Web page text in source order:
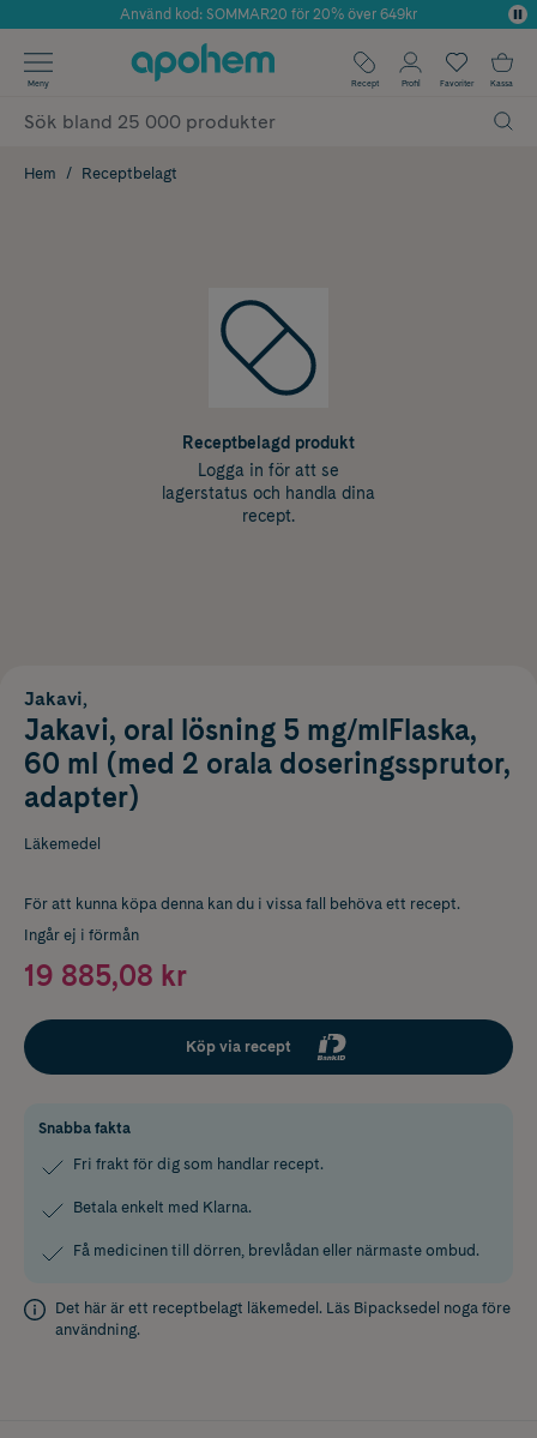
Årets Butik 2025 inom Skönhet
Använd kod: SOMMAR20 för 20% över 649kr
✓ Fri frakt
✓ Poäng på alla köp*
Meny Recept Profil Favoriter Kassa
Hem Receptbelagt
Receptbelagd produkt
Logga in för att se
lagerstatus och handla dina
recept.
Jakavi,
Jakavi, oral lösning 5 mg/mlFlaska,
60 ml (med 2 orala doseringssprutor,
adapter)
Läkemedel
För att kunna köpa denna kan du i vissa fall behöva ett recept.
Ingår ej i förmån
19 885,08 kr
Köp via recept
Snabba fakta
Fri frakt för dig som handlar recept.
Betala enkelt med Klarna.
Få medicinen till dörren, brevlådan eller närmaste ombud.
Det här är ett receptbelagt läkemedel. Läs Bipacksedel noga före
användning.